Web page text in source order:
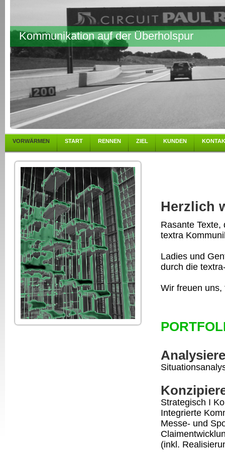
Kommunikation auf der Überholspur
VORWÄRMEN START RENNEN ZIEL KUNDEN
Herzlich
Rasante
textra
Ladies und
durch die
Wir freuen
Strategisch I
Integrierte
Messe- und
(inkl.